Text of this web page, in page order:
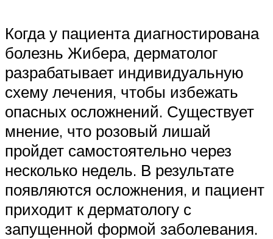
Когда у пациента диагностирована
болезнь Жибера, дерматолог
разрабатывает индивидуальную
схему лечения, чтобы избежать
опасных осложнений. Существует
мнение, что розовый лишай
пройдет самостоятельно через
несколько недель. В результате
появляются осложнения, и пациент
приходит к дерматологу с
запущенной формой заболевания.